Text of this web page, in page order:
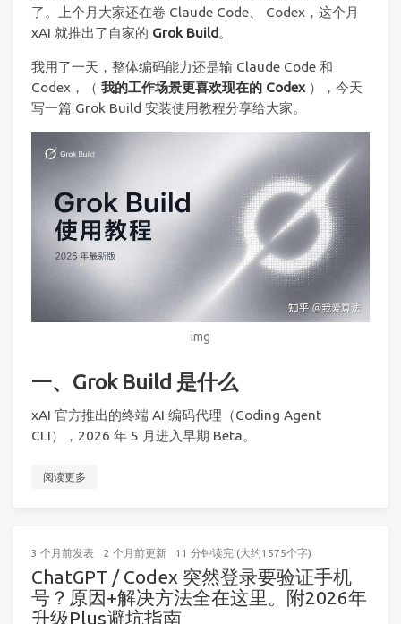
了。上个月大家还在卷 Claude Code、 Codex，这个月
xAI 就推出了自家的 Grok Build 。
我用了一天，整体编码能力还是输 Claude Code 和
Codex，（ 我的工作场景更喜欢现在的 Codex ），今天
写一篇 Grok Build 安装使用教程分享给大家。
img
一、Grok Build 是什么
xAI 官方推出的终端 AI 编码代理（Coding Agent
CLI），2026 年 5 月进入早期 Beta。
阅读更多
3 个月前发表 2 个月前更新 11 分钟读完 (大约1575个字)
ChatGPT / Codex 突然登录要验证手机
号？原因+解决方法全在这里。附2026年
升级Plus避坑指南